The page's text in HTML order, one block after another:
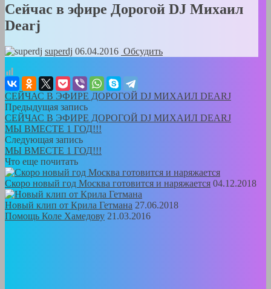
Сейчас в эфире Дорогой DJ Михаил
Dearj
superdj 06.04.2016 Обсудить
СЕЙЧАС В ЭФИРЕ ДОРОГОЙ DJ МИХАИЛ DEARJ
Предыдущая запись
СЕЙЧАС В ЭФИРЕ ДОРОГОЙ DJ МИХАИЛ DEARJ
МЫ ВМЕСТЕ 1 ГОД!!!
Следующая запись
МЫ ВМЕСТЕ 1 ГОД!!!
Что еще почитать
Скоро новый год Москва готовится и наряжается 04.12.2018
Новый клип от Крила Гетмана 27.06.2018
Помощь Коле Хамедову 21.03.2016